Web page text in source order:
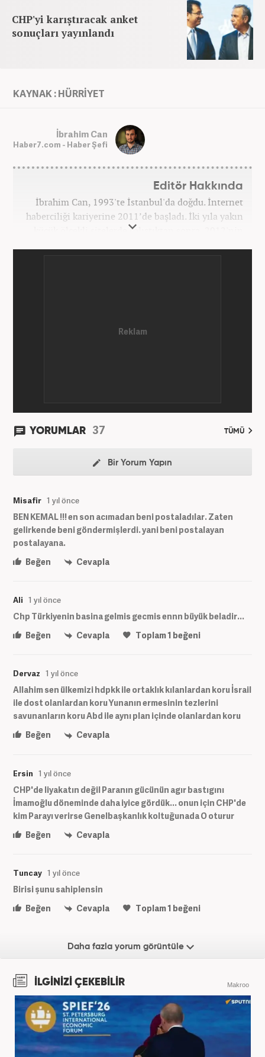
CHP'yi karıştıracak anket
sonuçları yayınlandı
KAYNAK : HÜRRİYET
İbrahim Can
Haber7.com - Haber Şefi
Editör Hakkında
İbrahim Can, 1993'te İstanbul'da doğdu. İnternet
haberciliği kariyerine 2011’de başladı. İki yıla yakın
küçük ölçekli sitelerde çalıştıktan sonra, 2012'nin
Yeni Şafak'ta kültür sanat, eğitim ve siyaset alanları
YORUMLAR 37 TÜMÜ
Bir Yorum Yapın
Misafir 1 yıl önce
BEN KEMAL !!! en son acımadan beni postaladılar. Zaten
gelirkende beni göndermişlerdi. yani beni postalayan
postalayana.
Beğen
Cevapla
Ali 1 yıl önce
Chp Türkiyenin basina gelmis gecmis ennn büyük beladir...
Beğen
Cevapla Toplam1 beğeni
Dervaz 1 yıl önce
Allahim sen ülkemizi hdpkk ile ortaklık kılanlardan koru İsrail
ile dost olanlardan koru Yunanın ermesinin tezlerini
savunanların koru Abd ile aynı plan içinde olanlardan koru
Beğen
Cevapla
Ersin 1 yıl önce
CHP'de liyakatın değil Paranın gücünün agır bastıgını
İmamoğlu döneminde daha iyice gördük... onun için CHP'de
kim Parayı verirse Genelbaşkanlık koltuğunada O oturur
Beğen
Cevapla
Tuncay 1 yıl önce
Birisi şunu sahiplensin
Beğen
Cevapla Toplam1 beğeni
Daha fazla yorum görüntüle
İLGİNİZİ ÇEKEBİLİR Makroo